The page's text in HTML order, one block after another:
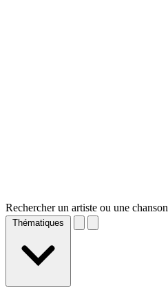
Rechercher un artiste ou une chanson
Thématiques